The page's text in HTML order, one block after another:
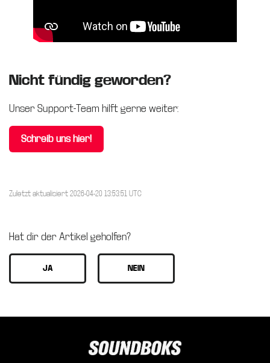
Nicht fündig geworden?
Unser Support-Team hilft gerne weiter:
Schreib uns hier!
Zuletzt aktualisiert 2026-04-20 13:53:51 UTC
Hat dir der Artikel geholfen?